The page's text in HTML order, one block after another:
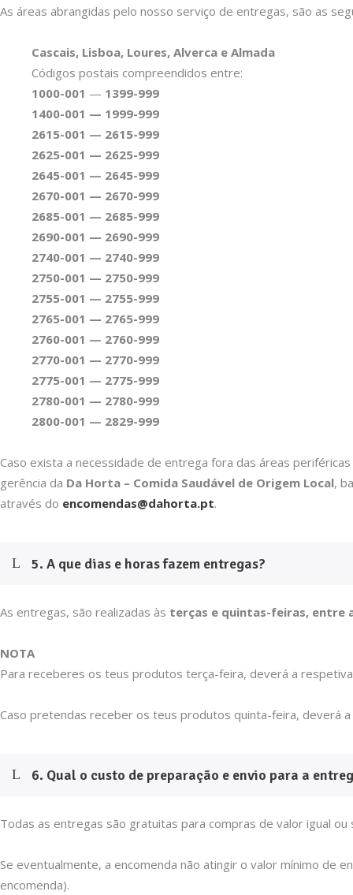
As áreas abrangidas pelo nosso serviço de entregas, são as
Cascais, Lisboa, Loures, Alverca e Almada
Códigos postais compreendidos entre:
1000-001 — 1399-999
1400-001 — 1999-999
2615-001 — 2615-999
2625-001 — 2625-999
2645-001 — 2645-999
2670-001 — 2670-999
2685-001 — 2685-999
2690-001 — 2690-999
2740-001 — 2740-999
2750-001 — 2750-999
2755-001 — 2755-999
2765-001 — 2765-999
2760-001 — 2760-999
2770-001 — 2770-999
2775-001 — 2775-999
2780-001 — 2780-999
2800-001 — 2829-999
Caso exista a necessidade de entrega fora das áreas
gerência da Da Horta – Comida Saudável de Origem Local,
através do encomendas@dahorta.pt.
5. A que dias e horas fazem entregas?
As entregas, são realizadas às terças e quintas-feiras, entre
NOTA
Para receberes os teus produtos terça-feira, deverá a
Caso pretendas receber os teus produtos quinta-feira, deverá
6. Qual o custo de preparação e envio para a
Todas as entregas são gratuitas para compras de valor igual ou
Se eventualmente, a encomenda não atingir o valor mínimo de
encomenda).